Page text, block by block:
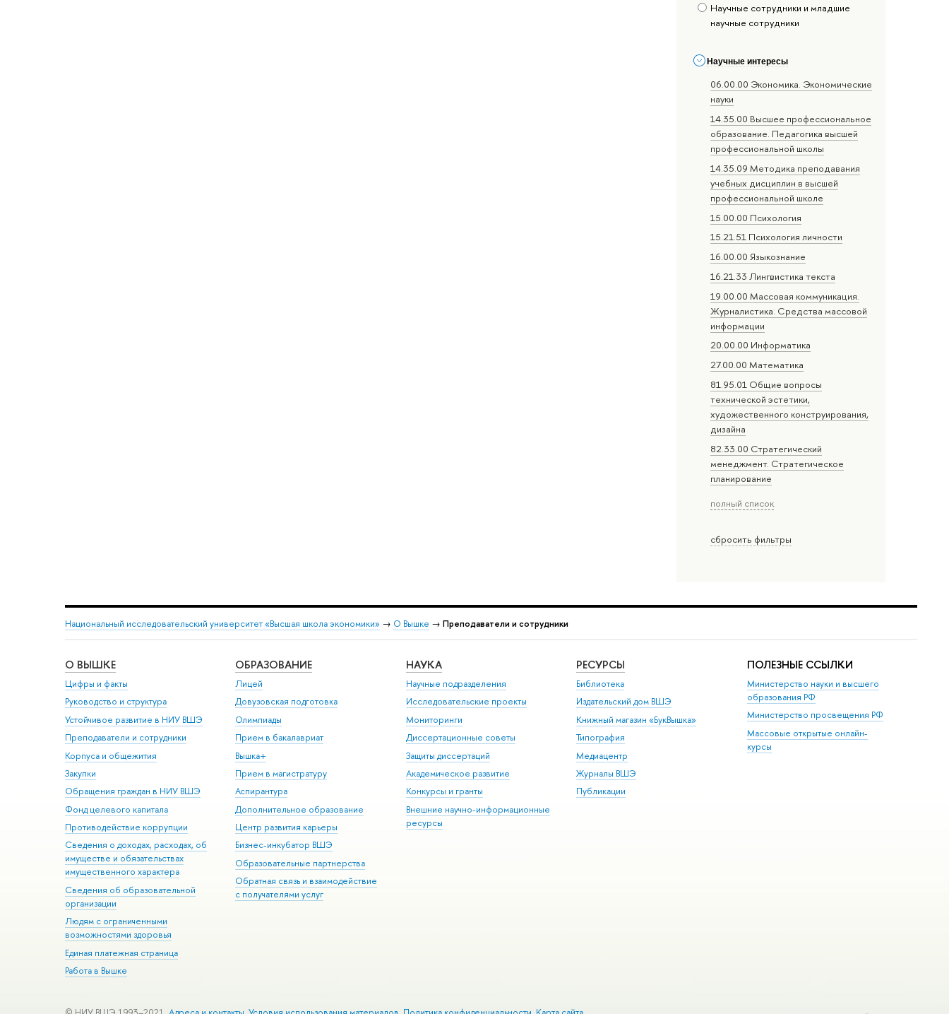
Научные сотрудники и младшие
научные сотрудники
Научные интересы
06.00.00 Экономика. Экономические
науки
14.35.00 Высшее профессиональное
образование. Педагогика высшей
профессиональной школы
14.35.09 Методика преподавания
учебных дисциплин в высшей
профессиональной школе
15.00.00 Психология
15.21.51 Психология личности
16.00.00 Языкознание
16.21.33 Лингвистика текста
19.00.00 Массовая коммуникация.
Журналистика. Средства массовой
информации
20.00.00 Информатика
27.00.00 Математика
81.95.01 Общие вопросы
технической эстетики,
художественного конструирования,
дизайна
82.33.00 Стратегический
менеджмент. Стратегическое
планирование
полный список
сбросить фильтры
Национальный исследовательский университет «Высшая школа экономики» → О Вышке → Преподаватели и сотрудники
О ВЫШКЕ
Цифры и факты
Руководство и структура
Устойчивое развитие в НИУ ВШЭ
Преподаватели и сотрудники
Корпуса и общежития
Закупки
Обращения граждан в НИУ ВШЭ
Фонд целевого капитала
Противодействие коррупции
Сведения о доходах, расходах, об
имуществе и обязательствах
имущественного характера
Сведения об образовательной
организации
Людям с ограниченными
возможностями здоровья
Единая платежная страница
Работа в Вышке
ОБРАЗОВАНИЕ
Лицей
Довузовская подготовка
Олимпиады
Прием в бакалавриат
Вышка+
Прием в магистратуру
Аспирантура
Дополнительное образование
Центр развития карьеры
Бизнес-инкубатор ВШЭ
Образовательные партнерства
Обратная связь и взаимодействие
с получателями услуг
НАУКА
Научные подразделения
Исследовательские проекты
Мониторинги
Диссертационные советы
Защиты диссертаций
Академическое развитие
Конкурсы и гранты
Внешние научно-информационные
ресурсы
РЕСУРСЫ
Библиотека
Издательский дом ВШЭ
Книжный магазин «БукВышка»
Типография
Медиацентр
Журналы ВШЭ
Публикации
ПОЛЕЗНЫЕ ССЫЛКИ
Министерство науки и высшего
образования РФ
Министерство просвещения РФ
Массовые открытые онлайн-
курсы